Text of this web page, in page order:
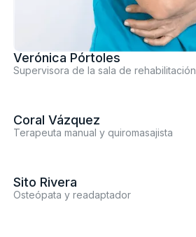
Verónica Pórtoles
Supervisora de la sala de rehabilitación
Coral Vázquez
Terapeuta manual y quiromasajista
Sito Rivera
Osteópata y readaptador